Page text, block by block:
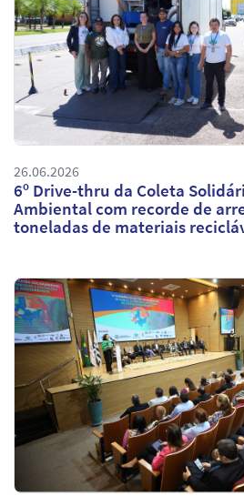
26.06.2026
6º Drive-thru da Coleta
Ambiental com recorde de
toneladas de materiais